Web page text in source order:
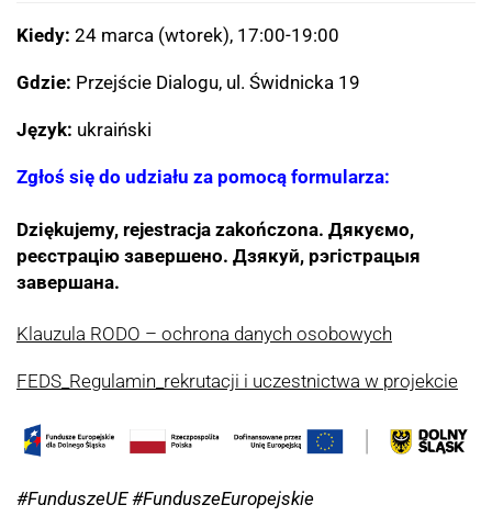
Kiedy: 24 marca (wtorek), 17:00-19:00
Gdzie: Przejście Dialogu, ul. Świdnicka 19
Język: ukraiński
Zgłoś się do udziału za pomocą formularza:
Dziękujemy, rejestracja zakończona. Дякуємо,
реєстрацію завершено. Дзякуй, рэгістрацыя
завершана.
Klauzula RODO – ochrona danych osobowych
FEDS_Regulamin_rekrutacji i uczestnictwa w projekcie
#FunduszeUE #FunduszeEuropejskie